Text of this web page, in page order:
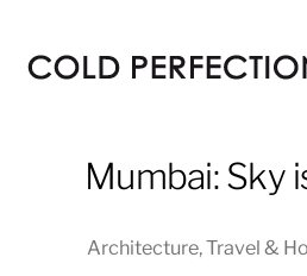
Mumbai: Sky
Architecture,Travel &